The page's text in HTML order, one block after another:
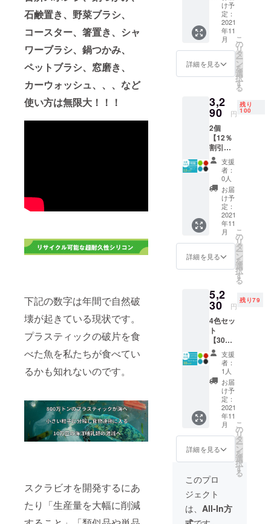
石鹸置き、野菜ブラシ、
コースター、箸置き、シャ
ワーブラシ、鍋つかみ、
ペットブラシ、窓磨き、
カーウォッシュ、、、など
使い方は無限大！！！
下記の数字は年間で自然破
壊が起きている現状です。
プラスティックの破片を食
べた魚を私たちが食べてい
るかも知れないのです。
スクラビオを開発するにあ
たり「生産量を大幅に削減
り出荷
時期が
遅れる
場合、
早急に
ご連絡
致しま
の中か
ら ご希
望のカ
ラー1
個） 材
料費 価
格高騰
割引と
なりま
す!! ※ご
希望の
カラー
をお選
びくだ
さい。
※製造状
況によ
り出荷
時期が
遅れる
場合、
早急に
ご連絡
致しま
3,140円
（税・
送料
込） 配
送時
期：
2021年
11月予
定
BBIO[
スクラ
ビオ]× 2
個 （ブ
ルー、
グリー
ン、
レッ
ド、ブ
ラック
の中か
ら ご希
望のカ
ラー2
個） 材
料費 価
格高騰
割引と
なりま
す!! ※ご
希望の
カラー
を2個お
選びく
ださ
い。 ※
製造状
況によ
り出荷
時期が
遅れる
場合、
早急に
ご連絡
け予
定：
2021
年11
月
詳細を見る
こ
の
リ
タ
ー
ン
を
選
択
す
る
3,2
90 円
残り
100
2個
【12％
割引】
100名限
定 定価
3,740円
→
3,290円
（税・
送料
込） 配
送時
期：
2021年
11月末
予定
BBIO[
スクラ
ビオ]× 2
個 （ブ
ルー、
グリー
ン、
レッ
ド、ブ
ラック
の中か
ら ご希
望のカ
ラー2
個） 材
料費 価
格高騰
最後の
割引と
なりま
す!! ※ご
希望の
支援
者：
0人
お届
け予
定：
2021
年11
月
詳細を見る
こ
の
リ
タ
ー
ン
を
選
択
す
る
5,2
30 円
残り79
4色セッ
ト
【30％
割引】
58名限
定 定価
7,480円
5,230円
（税・
送料
込） 配
送時
期：
2021年
11月予
定
■SCRU
BBIO[
スクラ
ビオ]× 4
支援
者：
1人
お届
け予
定：
2021
年11
月
詳細を見る
こ
の
リ
タ
ー
ン
を
選
択
す
る
このプロ
ジェクト
は、 All-In方